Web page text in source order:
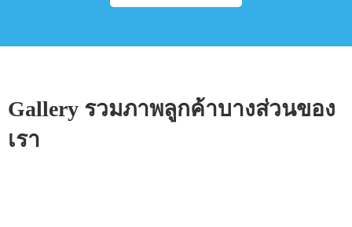
Gallery รวมภาพลูกค้าบางส่วนของ
เรา